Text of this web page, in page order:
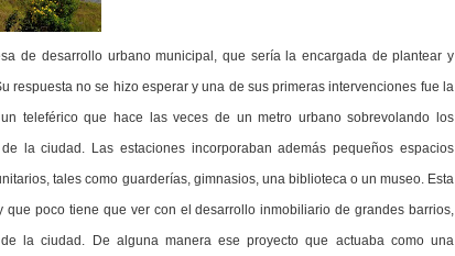
de desarrollo urbano municipal, que sería la encargada de plantear y
respuesta no se hizo esperar y una de sus primeras intervenciones fue la
teleférico que hace las veces de un metro urbano sobrevolando los
la ciudad. Las estaciones incorporaban además pequeños espacios
tales como guarderías, gimnasios, una biblioteca o un museo. Esta
que poco tiene que ver con el desarrollo inmobiliario de grandes barrios,
la ciudad. De alguna manera ese proyecto que actuaba como una